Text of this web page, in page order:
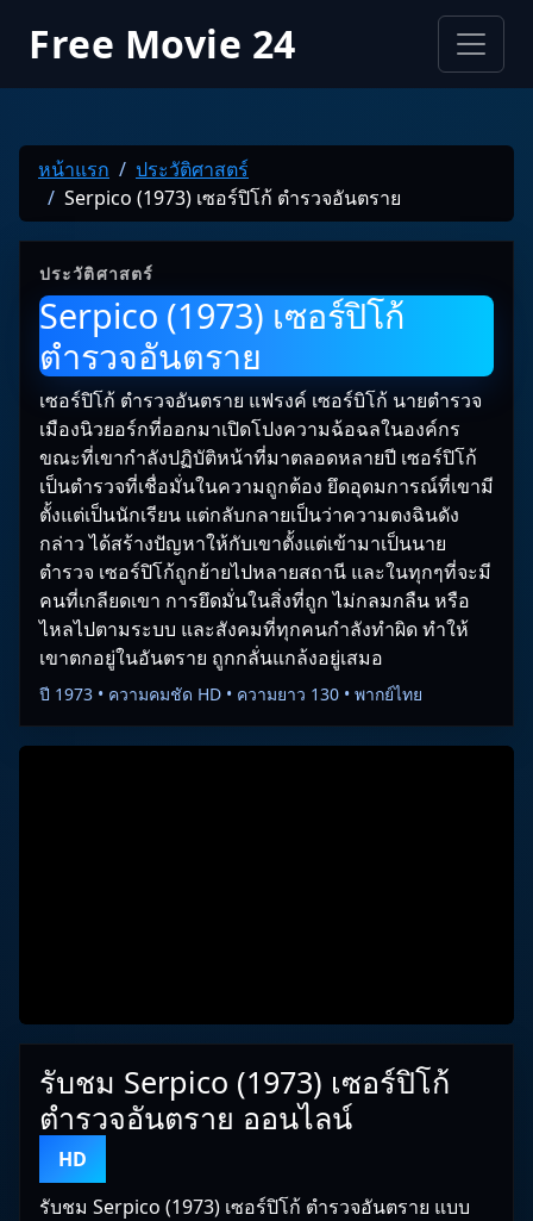
Free Movie 24
หน้าแรก
ประวัติศาสตร์
Serpico (1973) เซอร์ปิโก้ ตำรวจอันตราย
ประวัติศาสตร์
Serpico (1973) เซอร์ปิโก้
ตำรวจอันตราย
เซอร์ปิโก้ ตำรวจอันตราย แฟรงค์ เซอร์บิโก้ นายตำรวจ
เมืองนิวยอร์กที่ออกมาเปิดโปงความฉ้อฉลในองค์กร
ขณะที่เขากำลังปฏิบัติหน้าที่มาตลอดหลายปี เซอร์ปิโก้
เป็นตำรวจที่เชื่อมั่นในความถูกต้อง ยึดอุดมการณ์ที่เขามี
ตั้งแต่เป็นนักเรียน แต่กลับกลายเป็นว่าความตงฉินดัง
กล่าว ได้สร้างปัญหาให้กับเขาตั้งแต่เข้ามาเป็นนาย
ตำรวจ เซอร์ปิโก้ถูกย้ายไปหลายสถานี และในทุกๆที่จะมี
คนที่เกลียดเขา การยึดมั่นในสิ่งที่ถูก ไม่กลมกลืน หรือ
ไหลไปตามระบบ และสังคมที่ทุกคนกำลังทำผิด ทำให้
เขาตกอยู่ในอันตราย ถูกกลั่นแกล้งอยู่เสมอ
ปี 1973 • ความคมชัด HD • ความยาว 130 • พากย์ไทย
รับชม Serpico (1973) เซอร์ปิโก้
ตำรวจอันตราย ออนไลน์
HD
รับชม Serpico (1973) เซอร์ปิโก้ ตำรวจอันตราย แบบ